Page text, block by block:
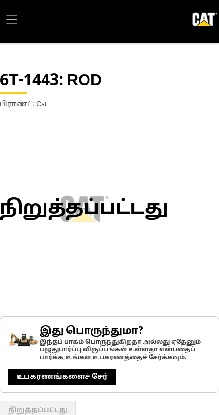
6T-1443: ROD
பிராண்ட்: Cat
நிறுத்தப்பட்டது
இது பொருந்துமா?
இந்தப் பாகம் பொருந்துகிறதா அல்லது ஏதேனும்
பழுதுபார்ப்பு விருப்பங்கள் உள்ளதா என்பதைப்
பார்க்க, உங்கள் உபகரணத்தைச் சேர்க்கவும்.
உபகரணங்களைச் சேர்
நிறுத்தப்பட்டது